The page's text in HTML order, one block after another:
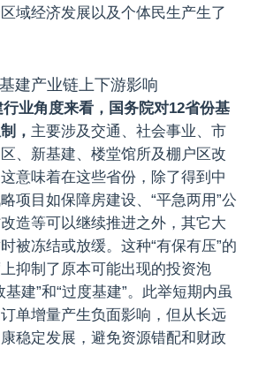
域经济发展以及个体民生产生了
建产业链上下游影响
业角度来看，国务院对12省份基
， 主要涉及交通、社会事业、市
、新基建、楼堂馆所及棚户区改
意味着在这些省份，除了得到中
项目如保障房建设、“平急两用”公
造等可以继续推进之外，其它大
被冻结或放缓。这种“有保有压”的
抑制了原本可能出现的投资泡
建”和“过度基建”。此举短期内虽
单增量产生负面影响，但从长远
稳定发展，避免资源错配和财政